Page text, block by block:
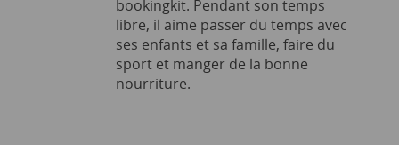
bookingkit. Pendant son temps
libre, il aime passer du temps avec
ses enfants et sa famille, faire du
sport et manger de la bonne
nourriture.